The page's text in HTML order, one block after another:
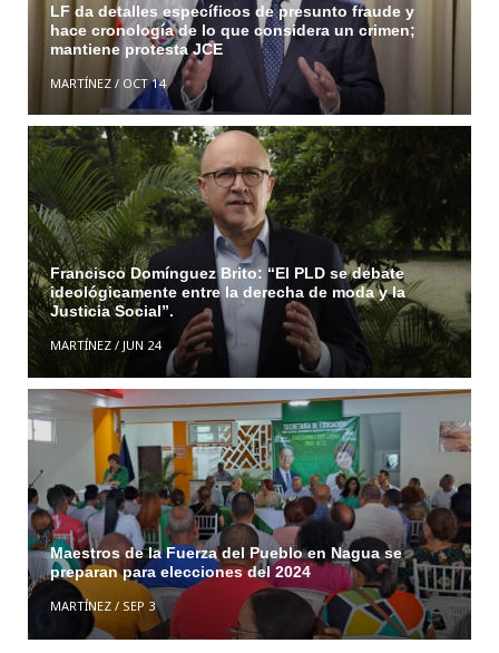
LF da detalles específicos de presunto fraude y
hace cronología de lo que considera un crimen;
mantiene protesta JCE
MARTÍNEZ/ OCT 14
Francisco Domínguez Brito: “El PLD se debate
ideológicamente entre la derecha de moda y la
Justicia Social”.
MARTÍNEZ/ JUN 24
Maestros de la Fuerza del Pueblo en Nagua se
preparan para elecciones del 2024
MARTÍNEZ/ SEP 3